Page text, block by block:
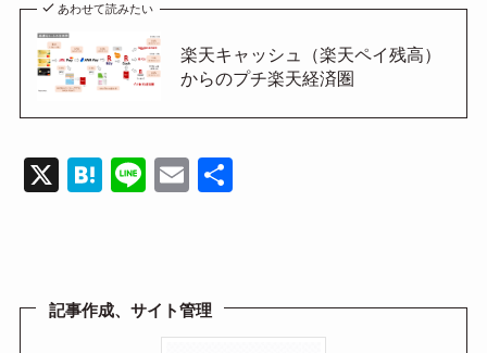
あわせて読みたい
楽天キャッシュ（楽天ペイ残高）
からのプチ楽天経済圏
X
H
a
Li
E
記事作成、サイト管理